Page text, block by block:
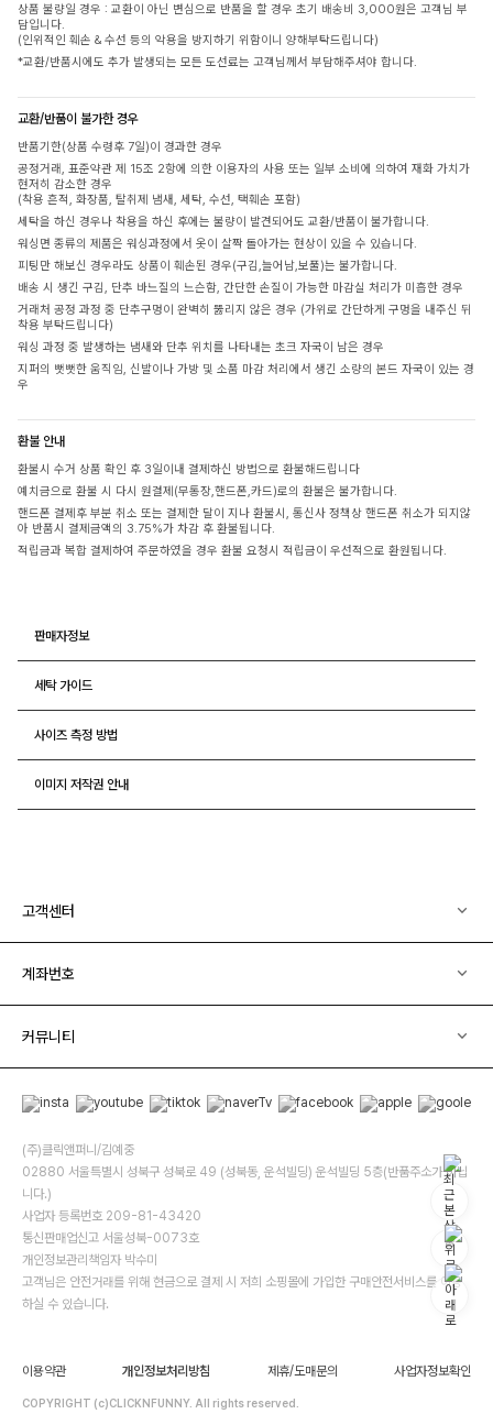
상품 불량일 경우 : 교환이 아닌 변심으로 반품을 할 경우 초기 배송비 3,000원은 고객님 부
담입니다.
(인위적인 훼손 & 수선 등의 악용을 방지하기 위함이니 양해부탁드립니다)
*교환/반품시에도 추가 발생되는 모든 도선료는 고객님께서 부담해주셔야 합니다.
교환/반품이 불가한 경우
반품기한(상품 수령후 7일)이 경과한 경우
공정거래, 표준약관 제 15조 2항에 의한 이용자의 사용 또는 일부 소비에 의하여 재화 가치가
현저히 감소한 경우
(착용 흔적, 화장품, 탈취제 냄새, 세탁, 수선, 택훼손 포함)
세탁을 하신 경우나 착용을 하신 후에는 불량이 발견되어도 교환/반품이 불가합니다.
워싱면 종류의 제품은 워싱과정에서 옷이 살짝 돌아가는 현상이 있을 수 있습니다.
피팅만 해보신 경우라도 상품이 훼손된 경우(구김,늘어남,보풀)는 불가합니다.
배송 시 생긴 구김, 단추 바느질의 느슨함, 간단한 손질이 가능한 마감실 처리가 미흡한 경우
거래처 공정 과정 중 단추구멍이 완벽히 뚫리지 않은 경우 (가위로 간단하게 구멍을 내주신 뒤
착용 부탁드립니다)
워싱 과정 중 발생하는 냄새와 단추 위치를 나타내는 초크 자국이 남은 경우
지퍼의 뻣뻣한 움직임, 신발이나 가방 및 소품 마감 처리에서 생긴 소량의 본드 자국이 있는 경
우
환불 안내
환불시 수거 상품 확인 후 3일이내 결제하신 방법으로 환불해드립니다
예치금으로 환불 시 다시 원결제(무통장,핸드폰,카드)로의 환불은 불가합니다.
핸드폰 결제후 부분 취소 또는 결제한 달이 지나 환불시, 통신사 정책상 핸드폰 취소가 되지않
아 반품시 결제금액의 3.75%가 차감 후 환불됩니다.
적립금과 복합 결제하여 주문하였을 경우 환불 요청시 적립금이 우선적으로 환원됩니다.
판매자정보
세탁 가이드
사이즈 측정 방법
이미지 저작권 안내
고객센터
계좌번호
커뮤니티
(주)클릭앤퍼니/김예중
02880 서울특별시 성북구 성북로 49 (성북동, 운석빌딩) 운석빌딩 5층(반품주소가 아닙
니다.)
사업자 등록번호 209-81-43420
통신판매업신고 서울성북-0073호
개인정보관리책임자 박수미
고객님은 안전거래를 위해 현금으로 결제 시 저희 소핑몰에 가입한 구매안전서비스를 이용
하실 수 있습니다.
이용약관 개인정보처리방침 제휴/도매문의 사업자정보확인
COPYRIGHT (c)CLICKNFUNNY. All rights reserved.